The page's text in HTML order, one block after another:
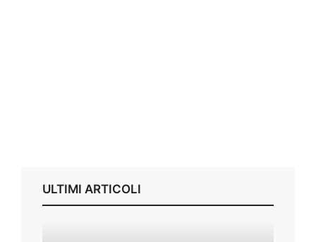
ULTIMI ARTICOLI